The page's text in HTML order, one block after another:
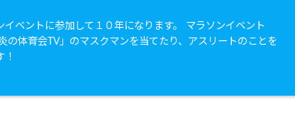
イベントに参加して１０年になります。 マラソンイベント
の体育会TV」のマスクマンを当てたり、アスリートのことを
！